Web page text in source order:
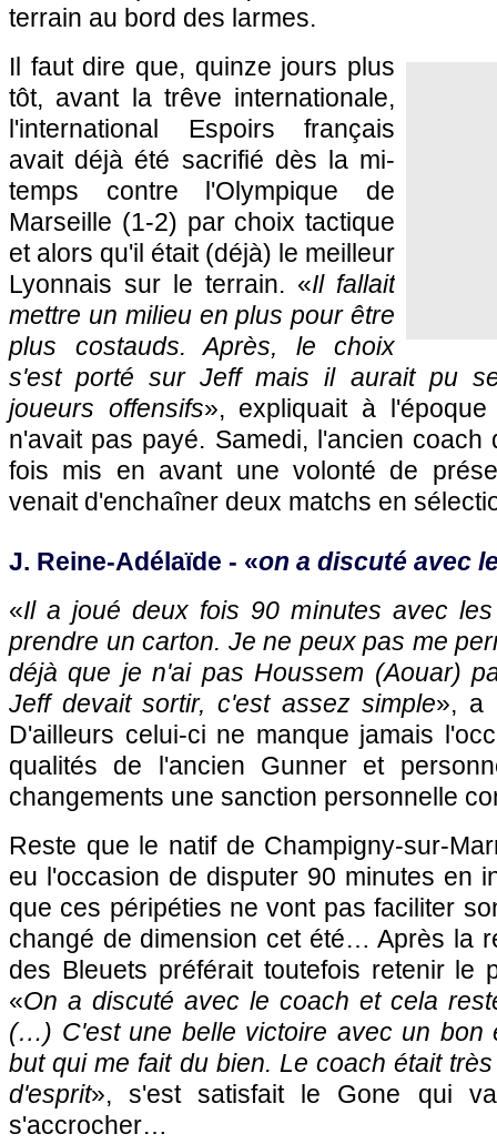
terrain au bord des larmes.
Il faut dire que, quinze jours plus
tôt, avant la trêve internationale,
l'international Espoirs français
avait déjà été sacrifié dès la mi-
temps contre l'Olympique de
Marseille (1-2) par choix tactique
et alors qu'il était (déjà) le meilleur
Lyonnais sur le terrain. «Il fallait
mettre un milieu en plus pour être
plus costauds. Après, le choix
s'est porté sur Jeff mais il aurait pu
joueurs offensifs», expliquait à
n'avait pas payé. Samedi, l'ancien coach
fois mis en avant une volonté de
venait d'enchaîner deux matchs en
J. Reine-Adélaïde - «on a discuté avec
«Il a joué deux fois 90 minutes avec
prendre un carton. Je ne peux pas me
déjà que je n'ai pas Houssem (Aouar)
Jeff devait sortir, c'est assez simple», a
D'ailleurs celui-ci ne manque jamais
qualités de l'ancien Gunner et
changements une sanction personnelle
Reste que le natif de Champigny-sur-
eu l'occasion de disputer 90 minutes en
que ces péripéties ne vont pas faciliter
changé de dimension cet été… Après la
des Bleuets préférait toutefois retenir le
«On a discuté avec le coach et cela
(…) C'est une belle victoire avec un bon
but qui me fait du bien. Le coach était
d'esprit», s'est satisfait le Gone qui
s'accrocher…